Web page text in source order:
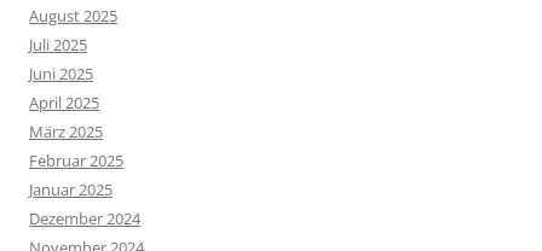
August 2025
Juli 2025
Juni 2025
April 2025
März 2025
Februar 2025
Januar 2025
Dezember 2024